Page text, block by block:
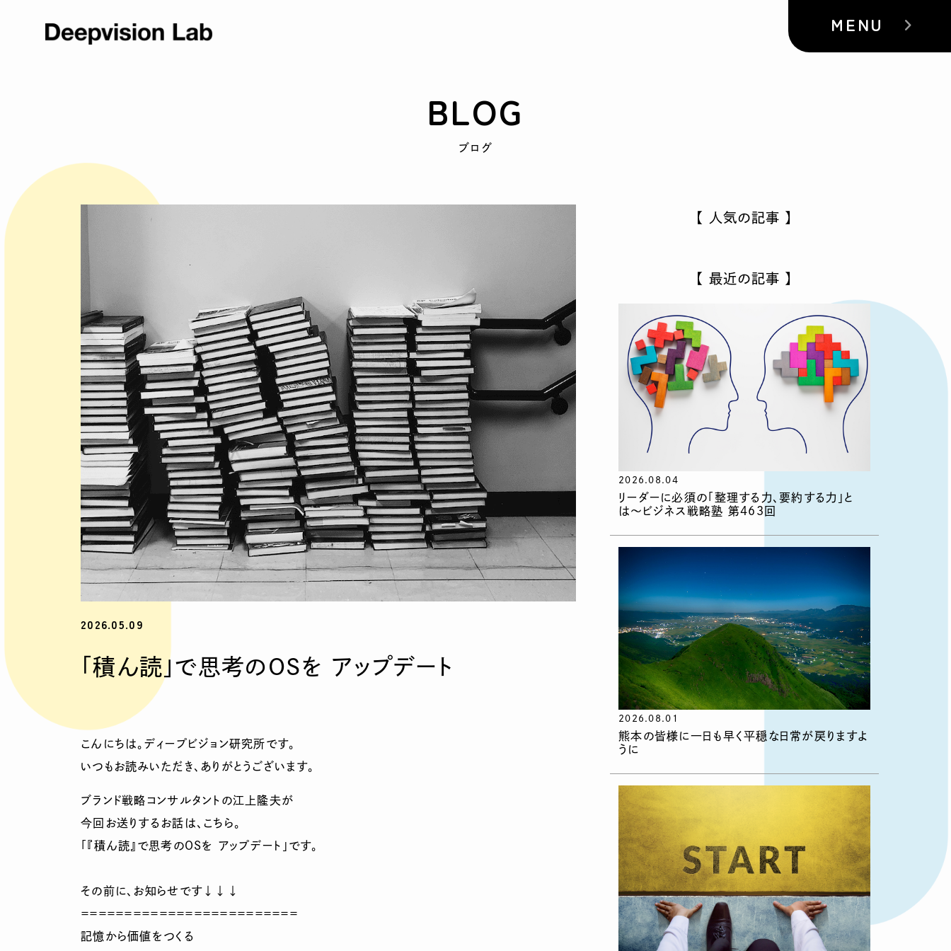
MENU
BLOG
ブログ
2026.05.09
「積ん読」で思考のOSを アップデート
こんにちは。ディープビジョン研究所です。
いつもお読みいただき、ありがとうございます。
ブランド戦略コンサルタントの江上隆夫が
今回お送りするお話は、こちら。
「『積ん読』で思考のOSを アップデート」です。
その前に、お知らせです↓↓↓
＝＝＝＝＝＝＝＝＝＝＝＝＝＝＝＝＝＝＝＝＝＝＝＝＝
記憶から価値をつくる
【 人気の記事 】
【 最近の記事 】
2026.08.04
リーダーに必須の「整理する力、要約する力」と
は〜ビジネス戦略塾 第463回
2026.08.01
熊本の皆様に一日も早く平穏な日常が戻りますよ
うに